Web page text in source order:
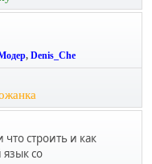
, Denis_Che
строить и как
со